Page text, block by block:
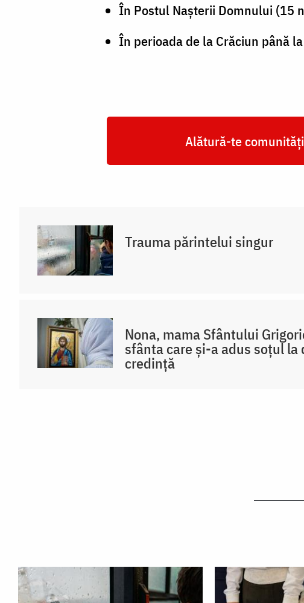
În Postul Naşterii Domnului (15
În perioada de la Crăciun până
Alătură-te
Trauma părintelui singur
Nona, mama Sfântului
sfânta care și-a adus soțul la
credință